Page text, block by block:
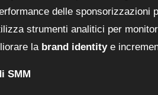
delle sponsorizzazioni
strumenti analitici per
la brand identitye
SMM